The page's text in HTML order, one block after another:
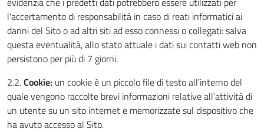
l'accertamento di responsabilità in caso di reati informatici ai
danni del Sito o ad altri siti ad esso connessi o collegati: salva
questa eventualità, allo stato attuale i dati sui contatti web non
persistono per più di 7 giorni.
2.2.Cookie: un cookie è un piccolo file di testo all’interno del
quale vengono raccolte brevi informazioni relative all’attività di
un utente su un sito internet e memorizzate sul dispositivo che
ha avuto accesso al Sito.